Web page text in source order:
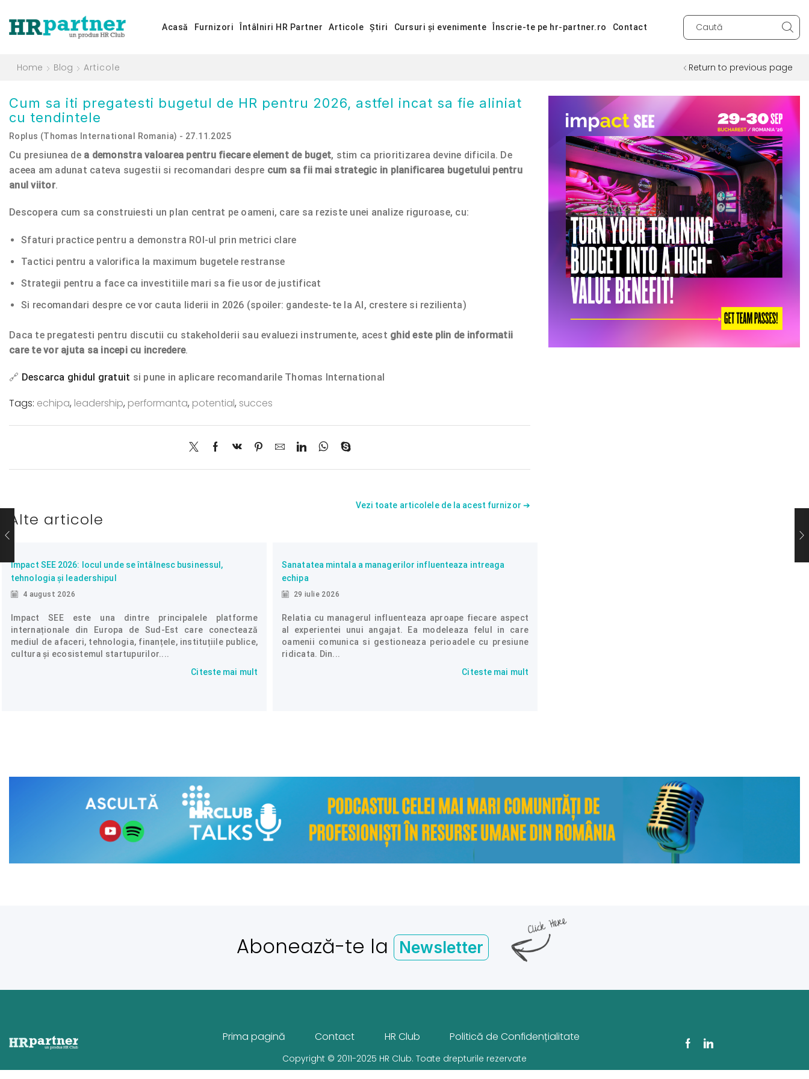
Acasă Furnizori Întâlniri HR Partner Articole Știri Cursuri și evenimente Înscrie-te pe hr-partner.ro Contact
Return to previous page
Home Blog Articole
Cum sa iti pregatesti bugetul de HR pentru 2026, astfel incat sa fie aliniat
cu tendintele
Roplus (Thomas International Romania) - 27.11.2025
Cu presiunea de a demonstra valoarea pentru fiecare element de buget, stim ca prioritizarea devine dificila. De
aceea am adunat cateva sugestii si recomandari despre cum sa fii mai strategic in planificarea bugetului pentru
anul viitor.
Descopera cum sa construiesti un plan centrat pe oameni, care sa reziste unei analize riguroase, cu:
Sfaturi practice pentru a demonstra ROI-ul prin metrici clare
Tactici pentru a valorifica la maximum bugetele restranse
Strategii pentru a face ca investitiile mari sa fie usor de justificat
Si recomandari despre ce vor cauta liderii in 2026 (spoiler: gandeste-te la AI, crestere si rezilienta)
Daca te pregatesti pentru discutii cu stakeholderii sau evaluezi instrumente, acest ghid este plin de informatii
care te vor ajuta sa incepi cu incredere.
🔗 Descarca ghidul gratuit si pune in aplicare recomandarile Thomas International
Tags: echipa, leadership, performanta, potential, succes
Vezi toate articolele de la acest furnizor ➔
Alte articole
Impact SEE 2026: locul unde se întâlnesc businessul,
tehnologia și leadershipul
4 august 2026
Impact SEE este una dintre principalele platforme
internaționale din Europa de Sud-Est care conectează
mediul de afaceri, tehnologia, finanțele, instituțiile publice,
cultura și ecosistemul startupurilor....
Citeste mai mult
Sanatatea mintala a managerilor influenteaza intreaga
echipa
29 iulie 2026
Relatia cu managerul influenteaza aproape fiecare aspect
al experientei unui angajat. Ea modeleaza felul in care
oamenii comunica si gestioneaza perioadele cu presiune
ridicata. Din...
Citeste mai mult
Abonează-te la Newsletter
Prima pagină Contact HR Club Politică de Confidențialitate
Copyright © 2011-2025 HR Club. Toate drepturile rezervate
Facebook
Linkedin